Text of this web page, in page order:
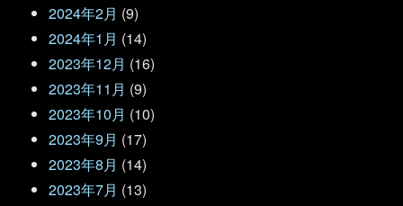
2024年2月 (9)
2024年1月 (14)
2023年12月 (16)
2023年11月 (9)
2023年10月 (10)
2023年9月 (17)
2023年8月 (14)
2023年7月 (13)